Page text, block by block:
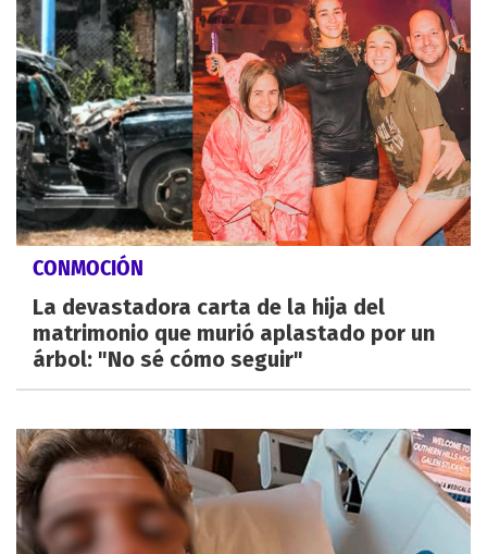
CONMOCIÓN
La devastadora carta de la hija del
matrimonio que murió aplastado por un
árbol: "No sé cómo seguir"